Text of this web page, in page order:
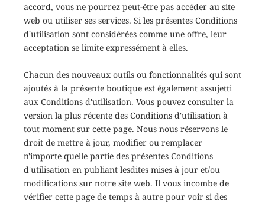
accord, vous ne pourrez peut-être pas accéder au site
web ou utiliser ses services. Si les présentes Conditions
d'utilisation sont considérées comme une offre, leur
acceptation se limite expressément à elles.
Chacun des nouveaux outils ou fonctionnalités qui sont
ajoutés à la présente boutique est également assujetti
aux Conditions d'utilisation. Vous pouvez consulter la
version la plus récente des Conditions d'utilisation à
tout moment sur cette page. Nous nous réservons le
droit de mettre à jour, modifier ou remplacer
n'importe quelle partie des présentes Conditions
d'utilisation en publiant lesdites mises à jour et/ou
modifications sur notre site web. Il vous incombe de
vérifier cette page de temps à autre pour voir si des